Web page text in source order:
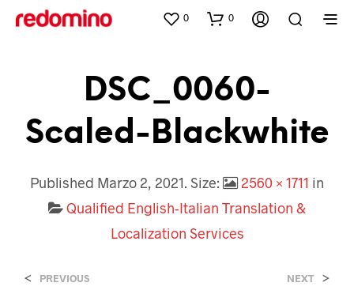
0 0
DSC_0060-
Scaled-Blackwhite
Published Marzo 2, 2021. Size: 2560 × 1711 in
Qualified English-Italian Translation &
Localization Services
< PREVIOUS NEXT >